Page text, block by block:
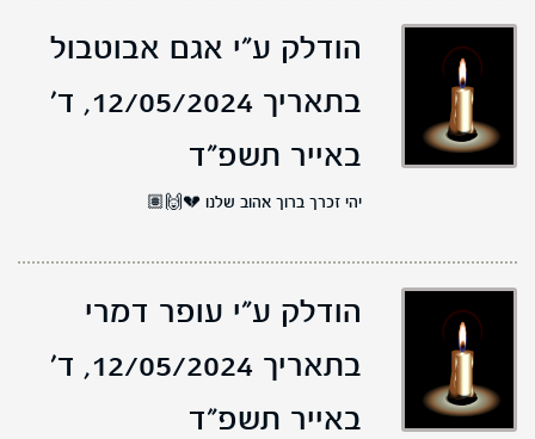
הודלק ע"י אגם אבוטבול
בתאריך 12/05/2024,
ד'
באייר תשפ"ד
יהי זכרך ברוך אהוב שלנו 💔🙌🏽
הודלק ע"י עופר דמרי
בתאריך 12/05/2024,
ד'
באייר תשפ"ד